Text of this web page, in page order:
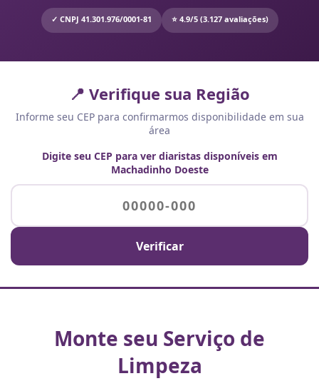
✓ CNPJ 41.301.976/0001-81 ⭐ 4.9/5 (3.127 avaliações)
📍 Verifique sua Região
Informe seu CEP para confirmarmos disponibilidade em sua
área
Digite seu CEP para ver diaristas disponíveis em
Machadinho Doeste
Verificar
Monte seu Serviço de
Limpeza